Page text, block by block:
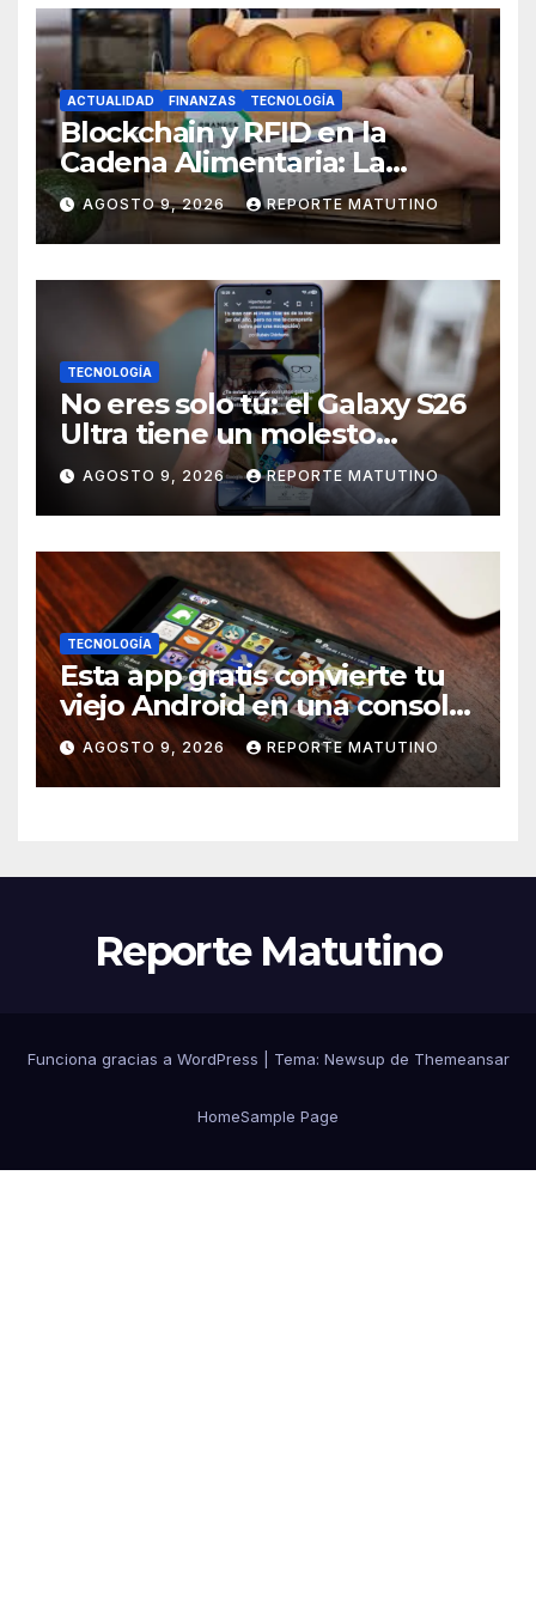
ACTUALIDAD FINANZAS TECNOLOGÍA
Blockchain y RFID en la
Cadena Alimentaria: La
Trazabilidad Total que Exige
el Consumidor Actual por
Santiago Uzcátegui Pinto
AGOSTO 9, 2026 REPORTE MATUTINO
TECNOLOGÍA
No eres solo tú: el Galaxy S26
Ultra tiene un molesto
problema en la pantalla, pero
una solución está en camino
AGOSTO 9, 2026 REPORTE MATUTINO
TECNOLOGÍA
Esta app gratis convierte tu
viejo Android en una consola
retro de videojuegos
AGOSTO 9, 2026 REPORTE MATUTINO
Reporte Matutino
Funciona gracias a WordPress Tema: Newsup de Themeansar
HomeSample Page